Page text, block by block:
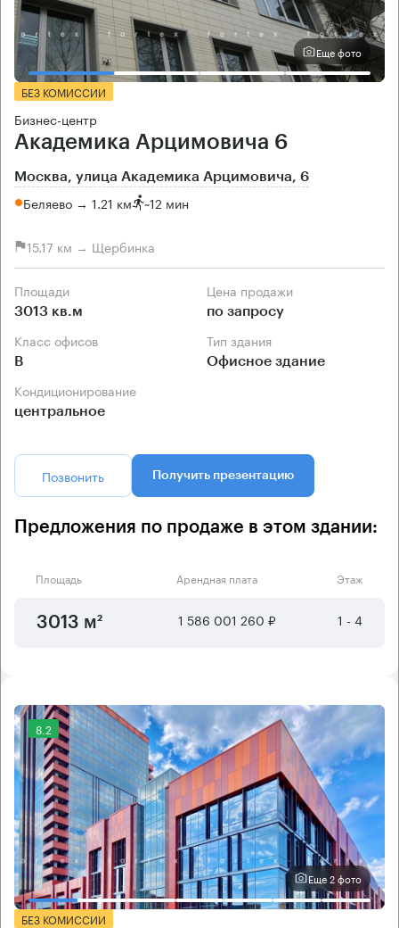
Еще фото
БЕЗ КОМИССИИ
Бизнес-центр
Академика Арцимовича 6
Москва, улица Академика Арцимовича, 6
Беляево → 1.21 км ~12 мин
15.17 км → Щербинка
Площади
3013 кв.м
Цена продажи
по запросу
Класс офисов
B
Тип здания
Офисное здание
Кондиционирование
центральное
Позвонить Получить презентацию
Предложения по продаже в этом здании:
Площадь Арендная плата Этаж
3013 м² 1 586 001 260 ₽ 1 - 4
8.2
Еще 2 фото
БЕЗ КОМИССИИ